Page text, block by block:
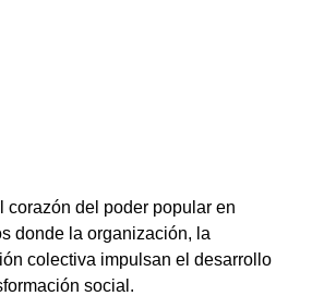
corazón del poder popular en
donde la organización, la
colectiva impulsan el desarrollo
social.